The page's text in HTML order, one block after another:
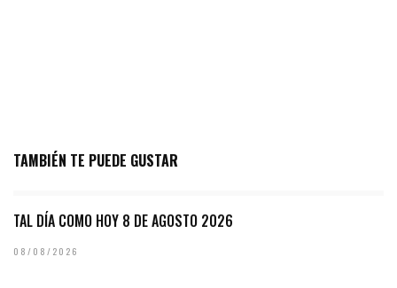
TAMBIÉN TE PUEDE GUSTAR
TAL DÍA COMO HOY 8 DE AGOSTO 2026
08/08/2026